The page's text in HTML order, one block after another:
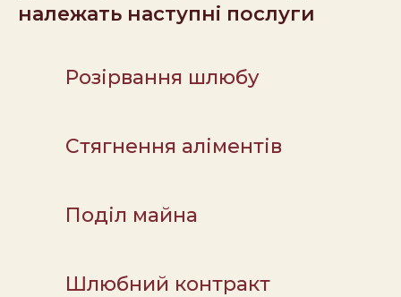
належать наступні послуги
Розірвання шлюбу
Стягнення аліментів
Поділ майна
Шлюбний контракт